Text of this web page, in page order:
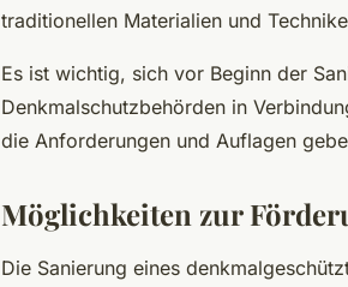
traditionellen Materialien und
Es ist wichtig, sich vor Beginn der
Denkmalschutzbehörden in
die Anforderungen und Auflagen
Möglichkeiten zur
Die Sanierung eines